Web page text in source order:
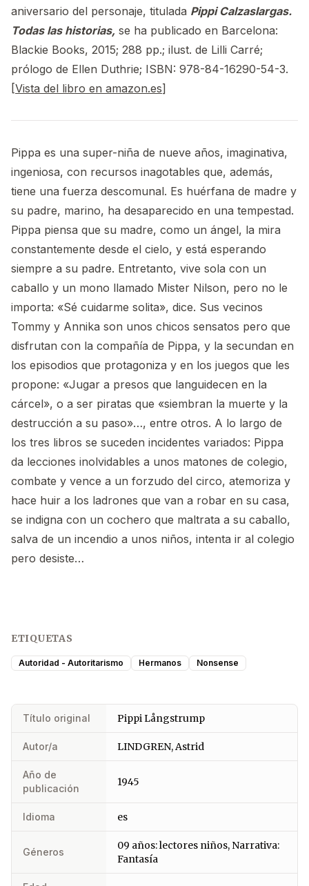
aniversario del personaje, titulada Pippi Calzaslargas.
Todas las historias, se ha publicado en Barcelona:
Blackie Books, 2015; 288 pp.; ilust. de Lilli Carré;
prólogo de Ellen Duthrie; ISBN: 978-84-16290-54-3.
[Vista del libro en amazon.es]
Pippa es una super-niña de nueve años, imaginativa,
ingeniosa, con recursos inagotables que, además,
tiene una fuerza descomunal. Es huérfana de madre y
su padre, marino, ha desaparecido en una tempestad.
Pippa piensa que su madre, como un ángel, la mira
constantemente desde el cielo, y está esperando
siempre a su padre. Entretanto, vive sola con un
caballo y un mono llamado Mister Nilson, pero no le
importa: «Sé cuidarme solita», dice. Sus vecinos
Tommy y Annika son unos chicos sensatos pero que
disfrutan con la compañía de Pippa, y la secundan en
los episodios que protagoniza y en los juegos que les
propone: «Jugar a presos que languidecen en la
cárcel», o a ser piratas que «siembran la muerte y la
destrucción a su paso»…, entre otros. A lo largo de
los tres libros se suceden incidentes variados: Pippa
da lecciones inolvidables a unos matones de colegio,
combate y vence a un forzudo del circo, atemoriza y
hace huir a los ladrones que van a robar en su casa,
se indigna con un cochero que maltrata a su caballo,
salva de un incendio a unos niños, intenta ir al colegio
pero desiste…
ETIQUETAS
Autoridad - Autoritarismo Hermanos Nonsense
Título original Pippi Långstrump
Autor/a LINDGREN, Astrid
Año de
publicación
1945
Idioma es
Géneros
09 años: lectores niños, Narrativa:
Fantasía